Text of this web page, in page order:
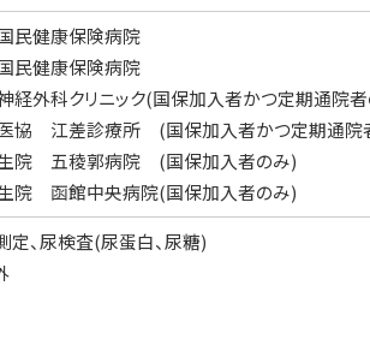
民健康保険病院
民健康保険病院
経外科クリニック(国保加入者かつ定期通院
医協 江差診療所 (国保加入者かつ定期通院
生院 五稜郭病院 (国保加入者のみ)
生院 函館中央病院(国保加入者のみ)
定、尿検査(尿蛋白、尿糖)